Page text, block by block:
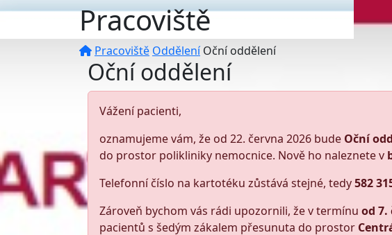
Pracoviště
Pracoviště Oddělení Oční oddělení
Oční oddělení
Vážení pacienti,
oznamujeme vám, že od 22. června 2026 bude Oční
do prostor polikliniky nemocnice. Nově ho naleznete v
Telefonní číslo na kartotéku zůstává stejné, tedy582
Zároveň bychom vás rádi upozornili, že v termínu od 7.
pacientů s šedým zákalem přesunuta do prostor